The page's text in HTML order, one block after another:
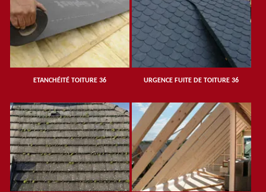
ETANCHÉITÉ TOITURE 36 URGENCE FUITE DE TOITURE 36